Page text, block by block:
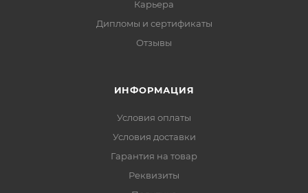
Карьера
Дипломы и сертификаты
Отзывы
ИНФОРМАЦИЯ
Условия оплаты
Условия доставки
Гарантия на товар
Реквизиты